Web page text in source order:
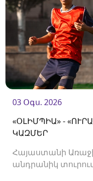
03 Օգս. 2026
«ՕԼԻՄՊԻԱ» -
ԿԱԶՄԵՐ
Հայաստանի
անդրանիկ